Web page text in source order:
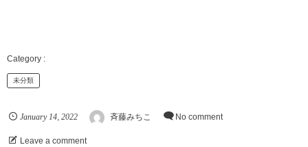
未分類
January 14 ,2022 斉藤みちこ No comment
Leave a comment